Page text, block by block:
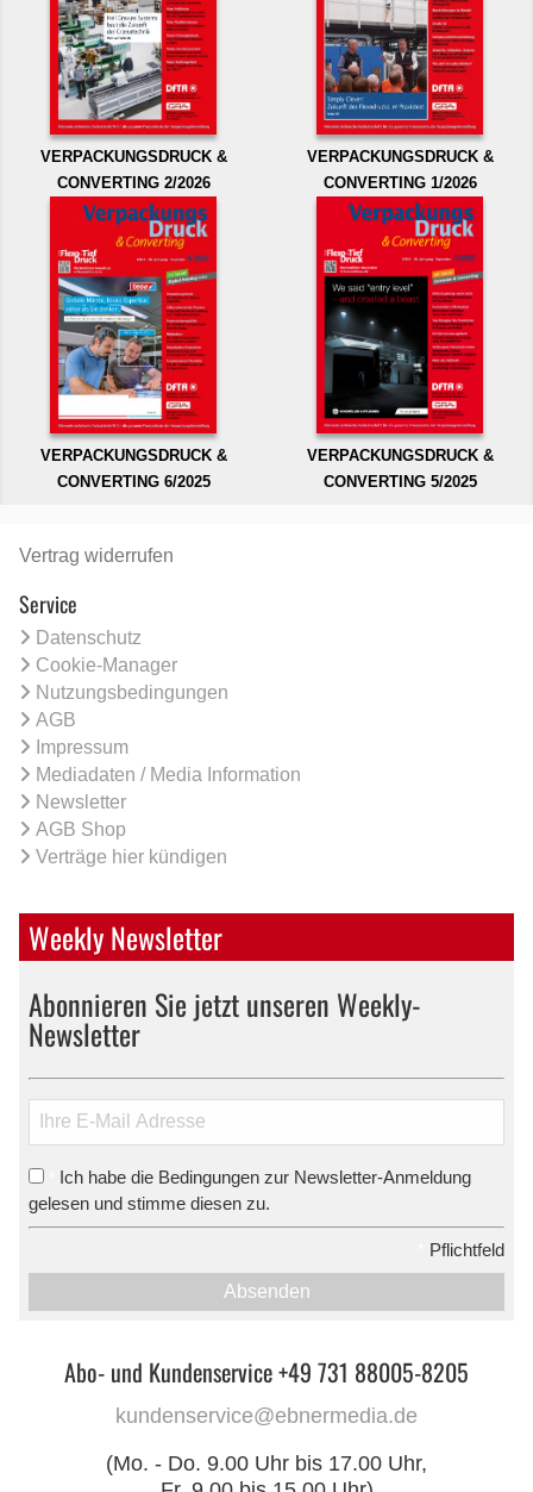
VERPACKUNGSDRUCK &
CONVERTING 2/2026
VERPACKUNGSDRUCK &
CONVERTING 1/2026
VERPACKUNGSDRUCK &
CONVERTING 6/2025
VERPACKUNGSDRUCK &
CONVERTING 5/2025
Vertrag widerrufen
Service
Datenschutz
Cookie-Manager
Nutzungsbedingungen
AGB
Impressum
Mediadaten / Media Information
Newsletter
AGB Shop
Verträge hier kündigen
Weekly Newsletter
Abonnieren Sie jetzt unseren Weekly-
Newsletter
Ich habe die Bedingungen zur Newsletter-Anmeldung
gelesen und stimme diesen zu.
Pflichtfeld
Absenden
Abo- und Kundenservice +49 731 88005-8205
kundenservice@ebnermedia.de
(Mo. - Do. 9.00 Uhr bis 17.00 Uhr,